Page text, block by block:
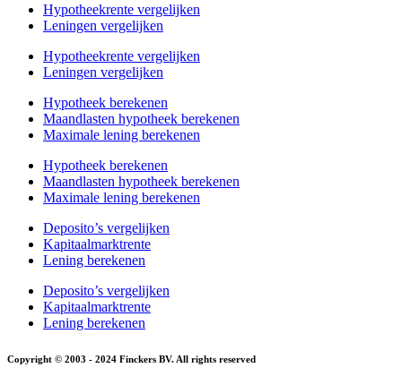
Hypotheekrente vergelijken
Leningen vergelijken
Hypotheekrente vergelijken
Leningen vergelijken
Hypotheek berekenen
Maandlasten hypotheek berekenen
Maximale lening berekenen
Hypotheek berekenen
Maandlasten hypotheek berekenen
Maximale lening berekenen
Deposito’s vergelijken
Kapitaalmarktrente
Lening berekenen
Deposito’s vergelijken
Kapitaalmarktrente
Lening berekenen
Copyright © 2003 - 2024 Finckers BV. All rights reserved